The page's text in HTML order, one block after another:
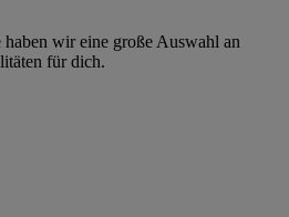
haben wir eine große Auswahl an
für dich.